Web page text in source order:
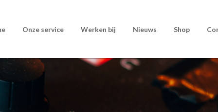
Onze service Werken bij Nieuws Shop